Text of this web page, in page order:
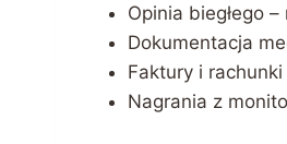
Opinia biegłego
Dokumentacja
Faktury i
Nagrania z